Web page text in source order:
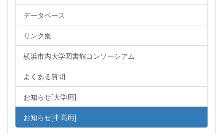
データベース
リンク集
横浜市内大学図書館コンソーシアム
よくある質問
お知らせ[大学用]
お知らせ[中高用]